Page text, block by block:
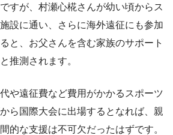
すが、村瀬心椛さんが幼い頃からス
設に通い、さらに海外遠征にも参加
と、お父さんを含む家族のサポート
推測されます。
や遠征費など費用がかかるスポーツ
ら国際大会に出場するとなれば、親
的な支援は不可欠だったはずです。